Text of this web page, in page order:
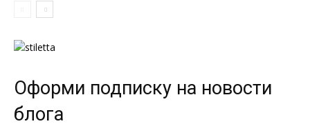
Оформи подписку на новости
блога